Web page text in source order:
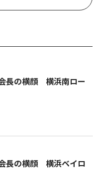
長の横顔 横浜南ロー
長の横顔 横浜ベイロ